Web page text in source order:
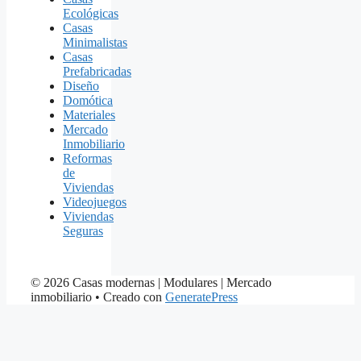
Ecológicas
Casas
Minimalistas
Casas
Prefabricadas
Diseño
Domótica
Materiales
Mercado
Inmobiliario
Reformas
de
Viviendas
Videojuegos
Viviendas
Seguras
© 2026 Casas modernas | Modulares | Mercado
inmobiliario • Creado con GeneratePress